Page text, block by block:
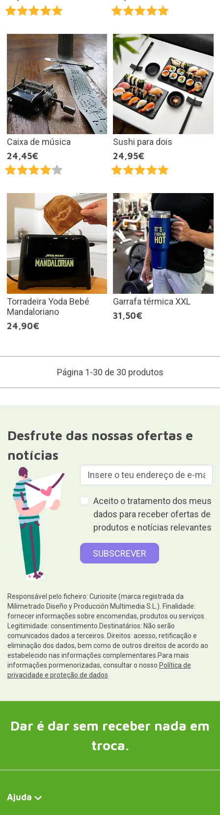
Caixa de música
24,45€
Sushi para dois
24,95€
Torradeira Yoda Bebé
Mandaloriano
24,90€
Garrafa térmica XXL
31,50€
Página 1-30 de 30 produtos
Desfrute das nossas ofertas e
notícias
Aceito o tratamento dos meus
dados para receber ofertas de
produtos e notícias relevantes
Responsável pelo ficheiro: Curiosite (marca registrada da
Milimetrado Diseño y Producción Multimedia S.L.). Finalidade:
fornecer informações sobre encomendas, produtos ou serviços.
Legitimidade: consentimento.Destinatários: Não serão
comunicados dados a terceiros. Direitos: acesso, retificação e
eliminação dos dados, bem como de outros direitos de acordo ao
estabelecido nas informações complementares.Para mais
informações pormenorizadas, consultar o nosso Política de
privacidade e proteção de dados
Dar é dar sem receber nada em
troca.
Ajuda